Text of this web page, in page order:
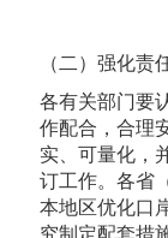
（二）强化责
各有关部门要
作配合，合理
实、可量化，
订工作。各省
本地区优化口
究制定配套措